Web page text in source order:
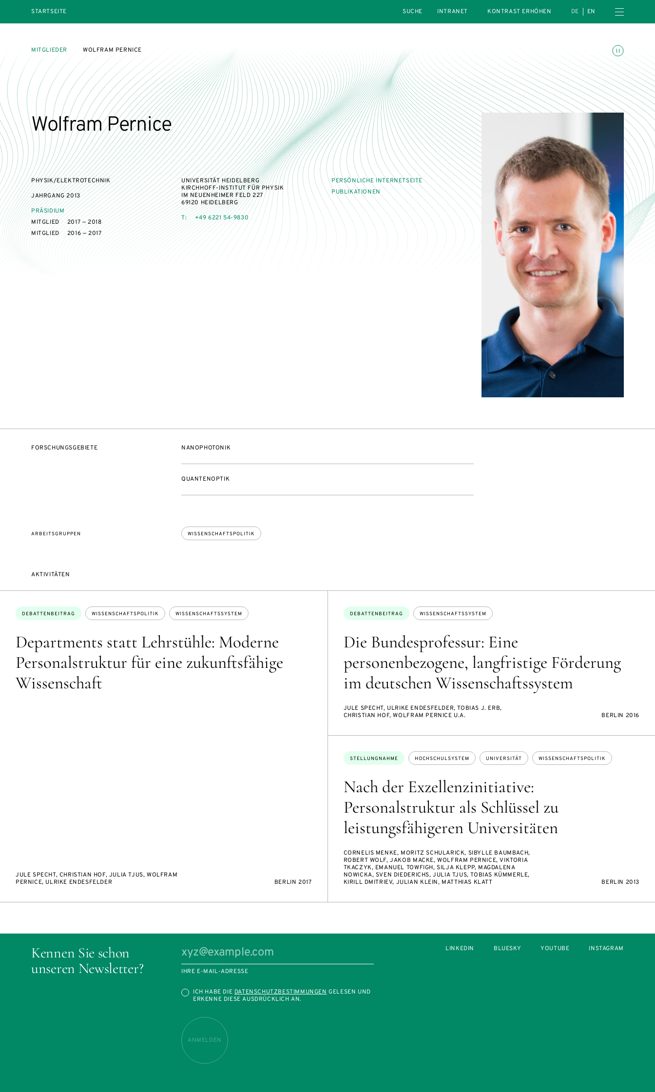
STARTSEITE
INTRANET
KONTRAST ERHÖHEN DE EN Menü öffnen
Animationen umschalten
MITGLIEDER WOLFRAM PERNICE
Wolfram Pernice
PHYSIK/ELEKTROTECHNIK
JAHRGANG 2013
PRÄSIDIUM
MITGLIED
2017 — 2018
MITGLIED
2016 — 2017
UNIVERSITÄT HEIDELBERG
KIRCHHOFF-INSTITUT FÜR PHYSIK
IM NEUENHEIMER FELD 227
69120 HEIDELBERG
T:
+49 6221 54-9830
PERSÖNLICHE INTERNETSEITE
PUBLIKATIONEN
FORSCHUNGSGEBIETE NANOPHOTONIK
QUANTENOPTIK
ARBEITSGRUPPEN WISSENSCHAFTSPOLITIK
AKTIVITÄTEN
Departments statt Lehrstühle: Moderne
Personalstruktur für eine zukunftsfähige
Wissenschaft
Themen:
DEBATTENBEITRAG WISSENSCHAFTSPOLITIK WISSENSCHAFTSSYSTEM
JULE SPECHT, CHRISTIAN HOF, JULIA TJUS, WOLFRAM
PERNICE, ULRIKE ENDESFELDER
BERLIN 2017
Die Bundesprofessur: Eine
personenbezogene, langfristige Förderung
im deutschen Wissenschaftssystem
Themen:
DEBATTENBEITRAG WISSENSCHAFTSSYSTEM
JULE SPECHT, ULRIKE ENDESFELDER, TOBIAS J. ERB,
CHRISTIAN HOF, WOLFRAM PERNICE U.A.
BERLIN 2016
Nach der Exzellenzinitiative:
Personalstruktur als Schlüssel zu
leistungsfähigeren Universitäten
Themen:
STELLUNGNAHME HOCHSCHULSYSTEM UNIVERSITÄT WISSENSCHAFTSPOLITIK
CORNELIS MENKE, MORITZ SCHULARICK, SIBYLLE BAUMBACH,
ROBERT WOLF, JAKOB MACKE, WOLFRAM PERNICE, VIKTORIA
TKACZYK, EMANUEL TOWFIGH, SILJA KLEPP, MAGDALENA
NOWICKA, SVEN DIEDERICHS, JULIA TJUS, TOBIAS KÜMMERLE,
KIRILL DMITRIEV, JULIAN KLEIN, MATTHIAS KLATT
BERLIN 2013
Kennen Sie schon
unseren Newsletter?
IHRE E-MAIL-ADRESSE
ICH HABE DIEDATENSCHUTZBESTIMMUNGENGELESEN UND
ERKENNE DIESE AUSDRÜCKLICH AN.
ANMELDEN
LINKEDIN BLUESKY YOUTUBE INSTAGRAM